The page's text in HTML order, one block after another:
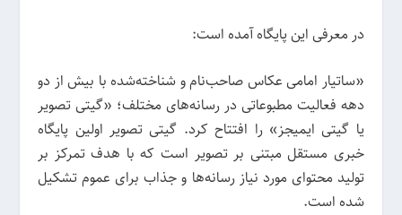
در معرفی این پایگاه آمده است:
«ساتیار امامی عکاس صاحب‌نام و شناخته‌شده با بیش از دو
دهه فعالیت مطبوعاتی در رسانه‌های مختلف؛ «گیتی تصویر
یا گیتی ایمیجز» را افتتاح کرد. گیتی تصویر اولین پایگاه
خبری مستقل مبتنی بر تصویر است که با هدف تمرکز بر
تولید محتوای مورد نیاز رسانه‌ها و جذاب برای عموم تشکیل
شده است.